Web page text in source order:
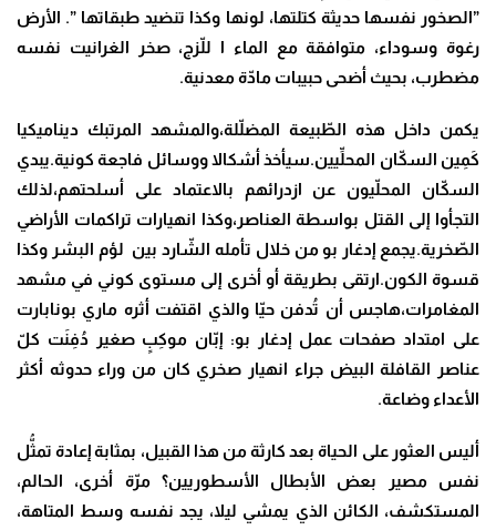
”الصخور نفسها حديثة كتلتها، لونها وكذا تنضيد طبقاتها ”. الأرض
رغوة وسوداء، متوافقة مع الماء ا للّزج، صخر الغرانيت نفسه
مضطرب، بحيث أضحى حبيبات مادّة معدنية.
يكمن داخل هذه الطّبيعة المضلّلة،والمشهد المرتبك ديناميكيا
كَمِين السكّان المحلِّيين.سيأخذ أشكالا ووسائل فاجعة كونية.يبدي
السكّان المحلّيون عن ازدرائهم بالاعتماد على أسلحتهم،لذلك
التجأوا إلى القتل بواسطة العناصر،وكذا انهيارات تراكمات الأراضي
الصّخرية.يجمع إدغار بو من خلال تأمله الشّارد بين لؤم البشر وكذا
قسوة الكون.ارتقى بطريقة أو أخرى إلى مستوى كوني في مشهد
المغامرات،هاجس أن تُدفن حيّا والذي اقتفت أثره ماري بونابارت
على امتداد صفحات عمل إدغار بو: إبّان موكِبٍ صغير دُفِنَت كلّ
عناصر القافلة البيض جراء انهيار صخري كان من وراء حدوثه أكثر
الأعداء وضاعة.
أليس العثور على الحياة بعد كارثة من هذا القبيل، بمثابة إعادة تمثُّل
نفس مصير بعض الأبطال الأسطوريين؟ مرّة أخرى، الحالم،
المستكشف، الكائن الذي يمشي ليلا، يجد نفسه وسط المتاهة،